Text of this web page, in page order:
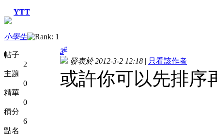
YTT
小學生
帖子
2
主題
0
精華
0
積分
6
點名
3#
發表於 2012-3-2 12:18 | 只看該作者
或許你可以先排序